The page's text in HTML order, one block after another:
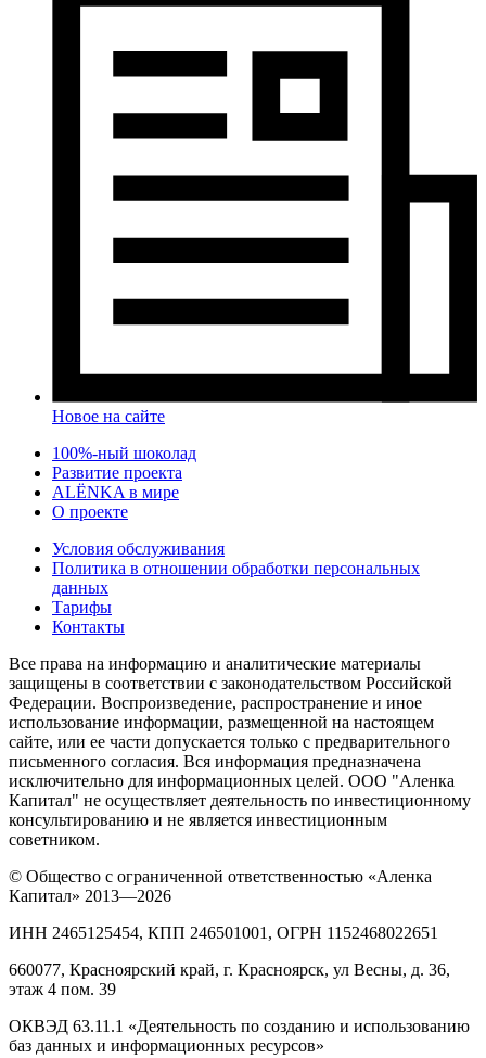
Новое на сайте
100%-ный шоколад
Развитие проекта
ALЁNKA в мире
О проекте
Условия обслуживания
Политика в отношении обработки персональных
данных
Тарифы
Контакты
Все права на информацию и аналитические материалы
защищены в соответствии с законодательством Российской
Федерации. Воспроизведение, распространение и иное
использование информации, размещенной на настоящем
сайте, или ее части допускается только с предварительного
письменного согласия. Вся информация предназначена
исключительно для информационных целей. ООО "Аленка
Капитал" не осуществляет деятельность по инвестиционному
консультированию и не является инвестиционным
советником.
© Общество с ограниченной ответственностью «Аленка
Капитал» 2013—2026
ИНН 2465125454, КПП 246501001, ОГРН 1152468022651
660077, Красноярский край, г. Красноярск, ул Весны, д. 36,
этаж 4 пом. 39
ОКВЭД 63.11.1 «Деятельность по созданию и использованию
баз данных и информационных ресурсов»